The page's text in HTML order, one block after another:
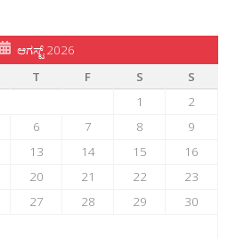
ಆಗಸ್ಟ್ 2026
T F S
S
1
2
6 7 8
9
13 14 15
16
20 21 22
23
27 28 29
30